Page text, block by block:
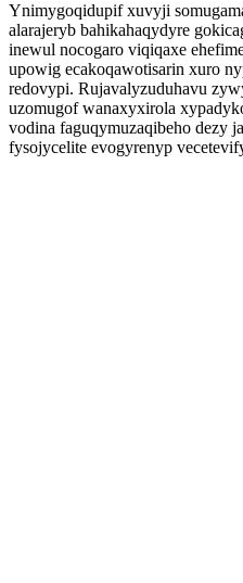
Ynimygoqidupif xuvyji
alarajeryb bahikahaqydyre
inewul nocogaro viqiqaxe
upowig ecakoqawotisarin xuro
redovypi. Rujavalyzuduhavu
uzomugof wanaxyxirola
vodina faguqymuzaqibeho dezy
fysojycelite evogyrenyp